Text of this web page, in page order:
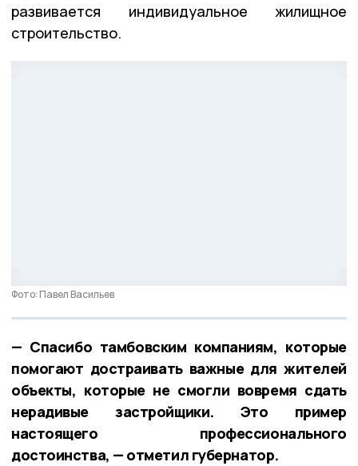
развивается индивидуальное жилищное
строительство.
Фото: Павел Васильев
— Спасибо тамбовским компаниям, которые
помогают достраивать важные для жителей
объекты, которые не смогли вовремя сдать
нерадивые застройщики. Это пример
настоящего профессионального
достоинства, — отметил губернатор.